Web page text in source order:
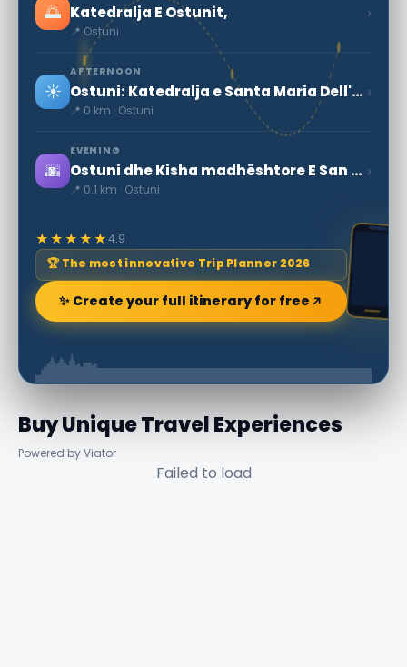
🌅 Katedralja E Ostunit,
📍 Ostuni
›
☀️
AFTERNOON
Ostuni: Katedralja e Santa Maria Dell'asunzione
📍 0 km · Ostuni
›
🌆
EVENING
Ostuni dhe Kisha madhështore E San Xhakomo Di Compostela
📍 0.1 km · Ostuni
›
★★★★★4.9
🏆 The most innovative Trip Planner 2026
✨ Create your full itinerary for free
Buy Unique Travel Experiences
Powered by Viator
Failed to load